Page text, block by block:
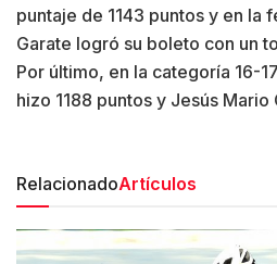
puntaje de 1143 puntos y en la
Garate logró su boleto con un
Por último, en la categoría 16-
hizo 1188 puntos y Jesús Mario
RelacionadoArtículos